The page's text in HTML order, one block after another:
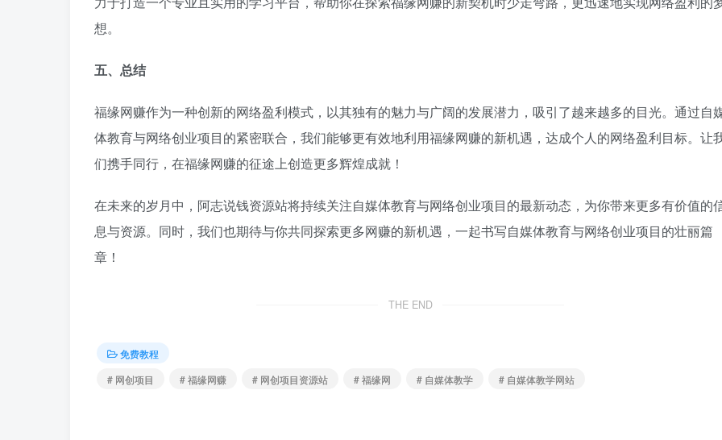
想。
五、总结
福缘网赚作为一种创新的网络盈利模式，以其独有的魅力与广阔的发展潜力，吸引了越来越多的目光。通过自
体教育与网络创业项目的紧密联合，我们能够更有效地利用福缘网赚的新机遇，达成个人的网络盈利目标。让
们携手同行，在福缘网赚的征途上创造更多辉煌成就！
在未来的岁月中，阿志说钱资源站将持续关注自媒体教育与网络创业项目的最新动态，为你带来更多有价值的
息与资源。同时，我们也期待与你共同探索更多网赚的新机遇，一起书写自媒体教育与网络创业项目的壮丽篇
章！
THE END
免费教程
# 网创项目
# 福缘网赚 # 网创项目资源站 # 福缘网 # 自媒体教学 # 自媒体教学网站